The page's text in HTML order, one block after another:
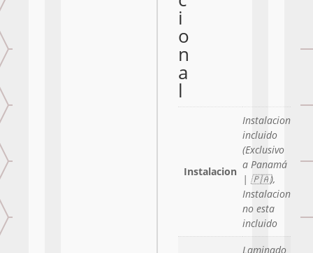
i
o
n
a
l
Instalacion
Instalacion
incluido
(Exclusivo
a Panamá
| 🇵🇦),
Instalacion
no esta
incluido
Laminado